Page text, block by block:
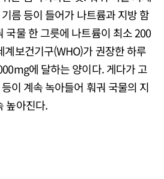
름 등이 들어가 나트륨과 지방 함
국물 한 그릇에 나트륨이 최소 200
보건기구(WHO)가 권장한 하루
에 달하는 양이다. 게다가 고
이 계속 녹아들어 훠궈 국물의 지
높아진다.